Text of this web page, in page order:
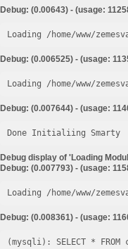
Debug: (0.00643) - (usage:
Loading /home/www/
Debug: (0.006525) - (usage:
Loading /home/www/
Debug: (0.007644) - (usage:
Done Initialiing Smarty
Debug display of 'Loading
Debug: (0.007793) - (usage:
Loading /home/www/
Debug: (0.008361) - (usage: